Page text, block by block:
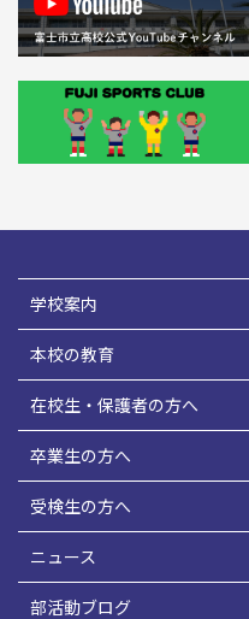
学校案内
本校の教育
在校生・保護者の方へ
卒業生の方へ
受検生の方へ
ニュース
部活動ブログ